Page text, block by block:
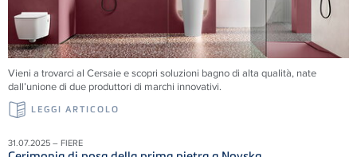
Vieni a trovarci al Cersaie e scopri soluzioni bagno di alta qualità, nate
dall’unione di due produttori di marchi innovativi.
LEGGI ARTICOLO
31.07.2025 – FIERE